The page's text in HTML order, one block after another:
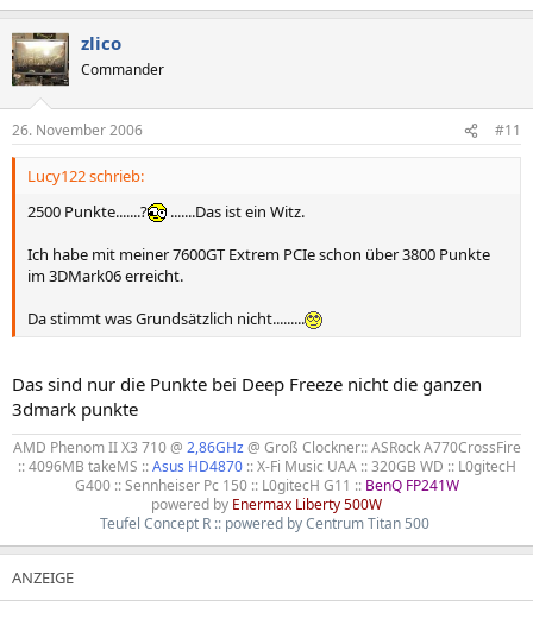
zlico
Commander
26. November 2006 #11
Lucy122 schrieb:
2500 Punkte.......?
.......Das ist ein Witz.
Ich habe mit meiner 7600GT Extrem PCIe schon über 3800 Punkte
im 3DMark06 erreicht.
Da stimmt was Grundsätzlich nicht.........
Das sind nur die Punkte bei Deep Freeze nicht die ganzen
3dmark punkte
AMD Phenom II X3 710 @ 2,86GHz@ Groß Clockner:: ASRock A770CrossFire
:: 4096MB takeMS ::Asus HD4870:: X-Fi Music UAA :: 320GB WD :: L0gitecH
G400 :: Sennheiser Pc 150 :: L0gitecH G11 :: BenQ FP241W
powered by Enermax Liberty 500W
Teufel Concept R :: powered by Centrum Titan 500